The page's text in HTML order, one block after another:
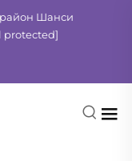
район Шанси
protected]